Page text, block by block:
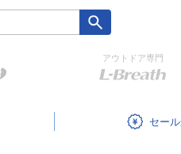
アウトドア専門
セール